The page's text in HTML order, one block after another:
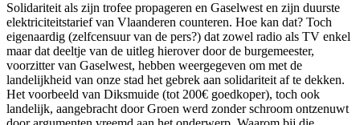
Solidariteit als zijn trofee propageren en Gaselwest en zijn duurste
elektriciteitstarief van Vlaanderen counteren. Hoe kan dat? Toch
eigenaardig (zelfcensuur van de pers?) dat zowel radio als TV enkel
maar dat deeltje van de uitleg hierover door de burgemeester,
voorzitter van Gaselwest, hebben weergegeven om met de
landelijkheid van onze stad het gebrek aan solidariteit af te dekken.
Het voorbeeld van Diksmuide (tot 200€ goedkoper), toch ook
landelijk, aangebracht door Groen werd zonder schroom ontzenuwt